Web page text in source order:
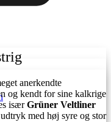
anerkendte
og kendt for sine kalkrige
isærGrüner Veltliner
med høj syre og stor